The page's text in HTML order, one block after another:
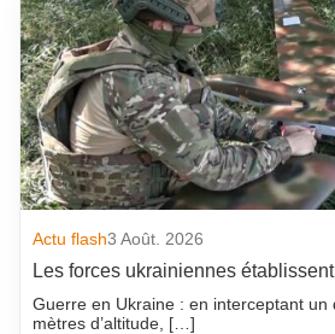
Actu flash3 Août. 2026
Les forces ukrainiennes
Guerre en Ukraine : en interceptant un
mètres d’altitude, […]